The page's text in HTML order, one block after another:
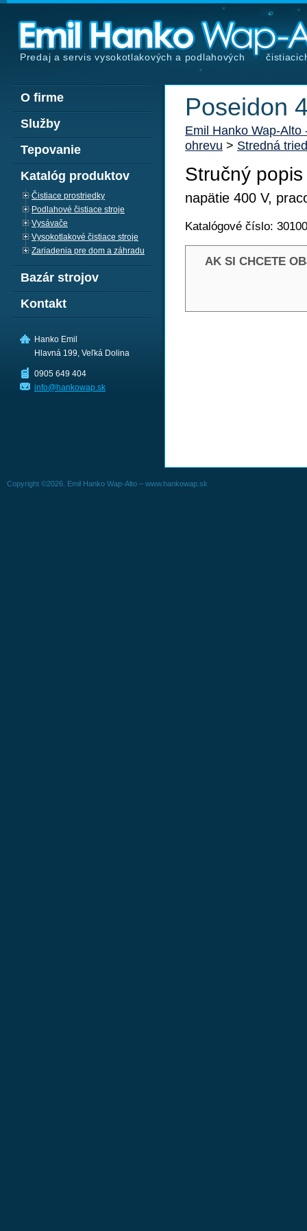
Predaj a servis vysokotlakových a podlahových
Poseidon
Emil Hanko Wap-Alto
ohrevu > Stredná
Stručný popis
napätie 400 V,
Katalógové číslo:
AK SI CHCETE
O firme
Služby
Tepovanie
Katalóg produktov
Čistiace prostriedky
Podlahové čistiace stroje
Vysávače
Vysokotlakové čistiace stroje
Zariadenia pre dom a záhradu
Bazár strojov
Kontakt
Hanko Emil
Hlavná 199, Veľká Dolina
0905 649 404
info@hankowap.sk
Copyright ©2026. Emil Hanko Wap-Alto – www.hankowap.sk